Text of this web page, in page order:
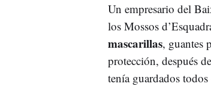
Un empresario del
los Mossos
mascarillas, guantes
protección, después
tenía guardados